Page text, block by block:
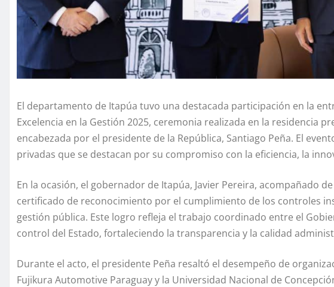
El departamento de Itapúa tuvo una destacada participación en la
Excelencia en la Gestión 2025, ceremonia realizada en la residencia
encabezada por el presidente de la República, Santiago Peña. El
privadas que se destacan por su compromiso con la eficiencia, la
En la ocasión, el gobernador de Itapúa, Javier Pereira, acompañado
certificado de reconocimiento por el cumplimiento de los controles
gestión pública. Este logro refleja el trabajo coordinado entre el
control del Estado, fortaleciendo la transparencia y la calidad
Durante el acto, el presidente Peña resaltó el desempeño de
Fujikura Automotive Paraguay y la Universidad Nacional de